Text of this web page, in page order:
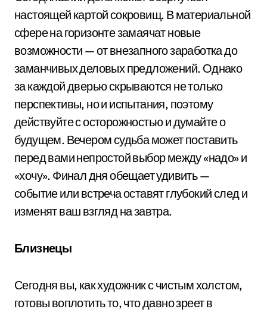
настоящей картой сокровищ. В материальной
сфере на горизонте замаячат новые
возможности — от внезапного заработка до
заманчивых деловых предложений. Однако
за каждой дверью скрываются не только
перспективы, но и испытания, поэтому
действуйте с осторожностью и думайте о
будущем. Вечером судьба может поставить
перед вами непростой выбор между «надо» и
«хочу». Финал дня обещает удивить —
событие или встреча оставят глубокий след и
изменят ваш взгляд на завтра.
Близнецы
Сегодня вы, как художник с чистым холстом,
готовы воплотить то, что давно зреет в